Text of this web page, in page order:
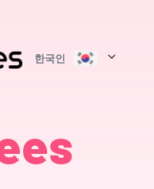
한국인